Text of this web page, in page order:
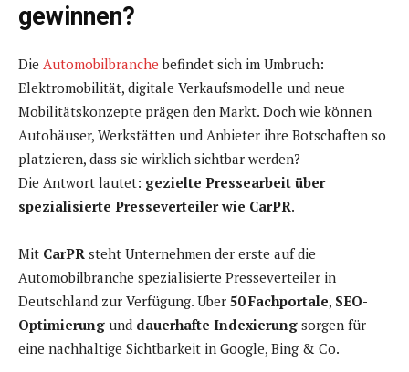
gewinnen?
Die Automobilbranche befindet sich im Umbruch:
Elektromobilität, digitale Verkaufsmodelle und neue
Mobilitätskonzepte prägen den Markt. Doch wie können
Autohäuser, Werkstätten und Anbieter ihre Botschaften so
platzieren, dass sie wirklich sichtbar werden?
Die Antwort lautet: gezielte Pressearbeit über
spezialisierte Presseverteiler wie CarPR.
Mit CarPR steht Unternehmen der erste auf die
Automobilbranche spezialisierte Presseverteiler in
Deutschland zur Verfügung. Über 50 Fachportale, SEO-
Optimierung und dauerhafte Indexierung sorgen für
eine nachhaltige Sichtbarkeit in Google, Bing & Co.